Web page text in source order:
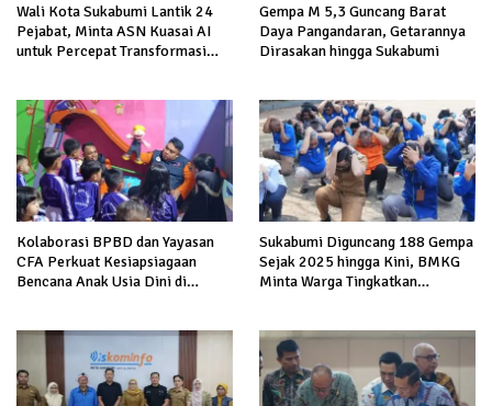
Wali Kota Sukabumi Lantik 24
Pejabat, Minta ASN Kuasai AI
untuk Percepat Transformasi
Gempa M 5,3 Guncang Barat
Daya Pangandaran, Getarannya
Dirasakan hingga Sukabumi
Kolaborasi BPBD dan Yayasan
CFA Perkuat Kesiapsiagaan
Bencana Anak Usia Dini di
Sukabumi Diguncang 188 Gempa
Sejak 2025 hingga Kini, BMKG
Minta Warga Tingkatkan